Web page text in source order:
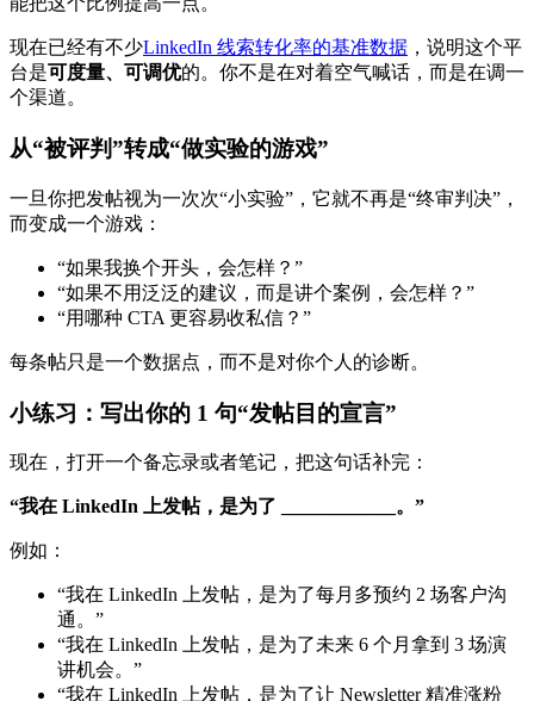
现在已经有不少LinkedIn 线索转化率的基准数据 ，说明这个平
台是可度量、可调优的。你不是在对着空气喊话，而是在调一
个渠道。
从“被评判”转成“做实验的游戏”
一旦你把发帖视为一次次“小实验”，它就不再是“终审判决”，
而变成一个游戏：
“如果我换个开头，会怎样？”
“如果不用泛泛的建议，而是讲个案例，会怎样？”
“用哪种 CTA 更容易收私信？”
每条帖只是一个数据点，而不是对你个人的诊断。
小练习：写出你的 1 句“发帖目的宣言”
现在，打开一个备忘录或者笔记，把这句话补完：
“我在 LinkedIn 上发帖，是为了 ____________。”
例如：
“我在 LinkedIn 上发帖，是为了每月多预约 2 场客户沟
通。”
“我在 LinkedIn 上发帖，是为了未来 6 个月拿到 3 场演
讲机会。”
“我在 LinkedIn 上发帖，是为了让 Newsletter 精准涨粉